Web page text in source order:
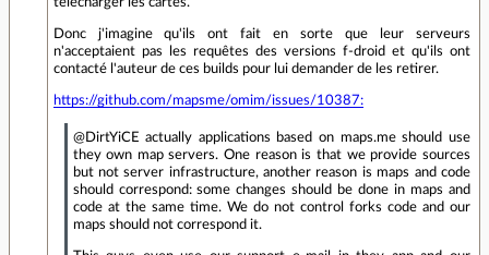
télécharger les cartes.
Donc j'imagine qu'ils ont fait en sorte que leur serveurs
n'acceptaient pas les requêtes des versions f-droid et qu'ils ont
contacté l'auteur de ces builds pour lui demander de les retirer.
https://github.com/mapsme/omim/issues/10387:
@DirtYiCE actually applications based on maps.me should use
they own map servers. One reason is that we provide sources
but not server infrastructure, another reason is maps and code
should correspond: some changes should be done in maps and
code at the same time. We do not control forks code and our
maps should not correspond it.